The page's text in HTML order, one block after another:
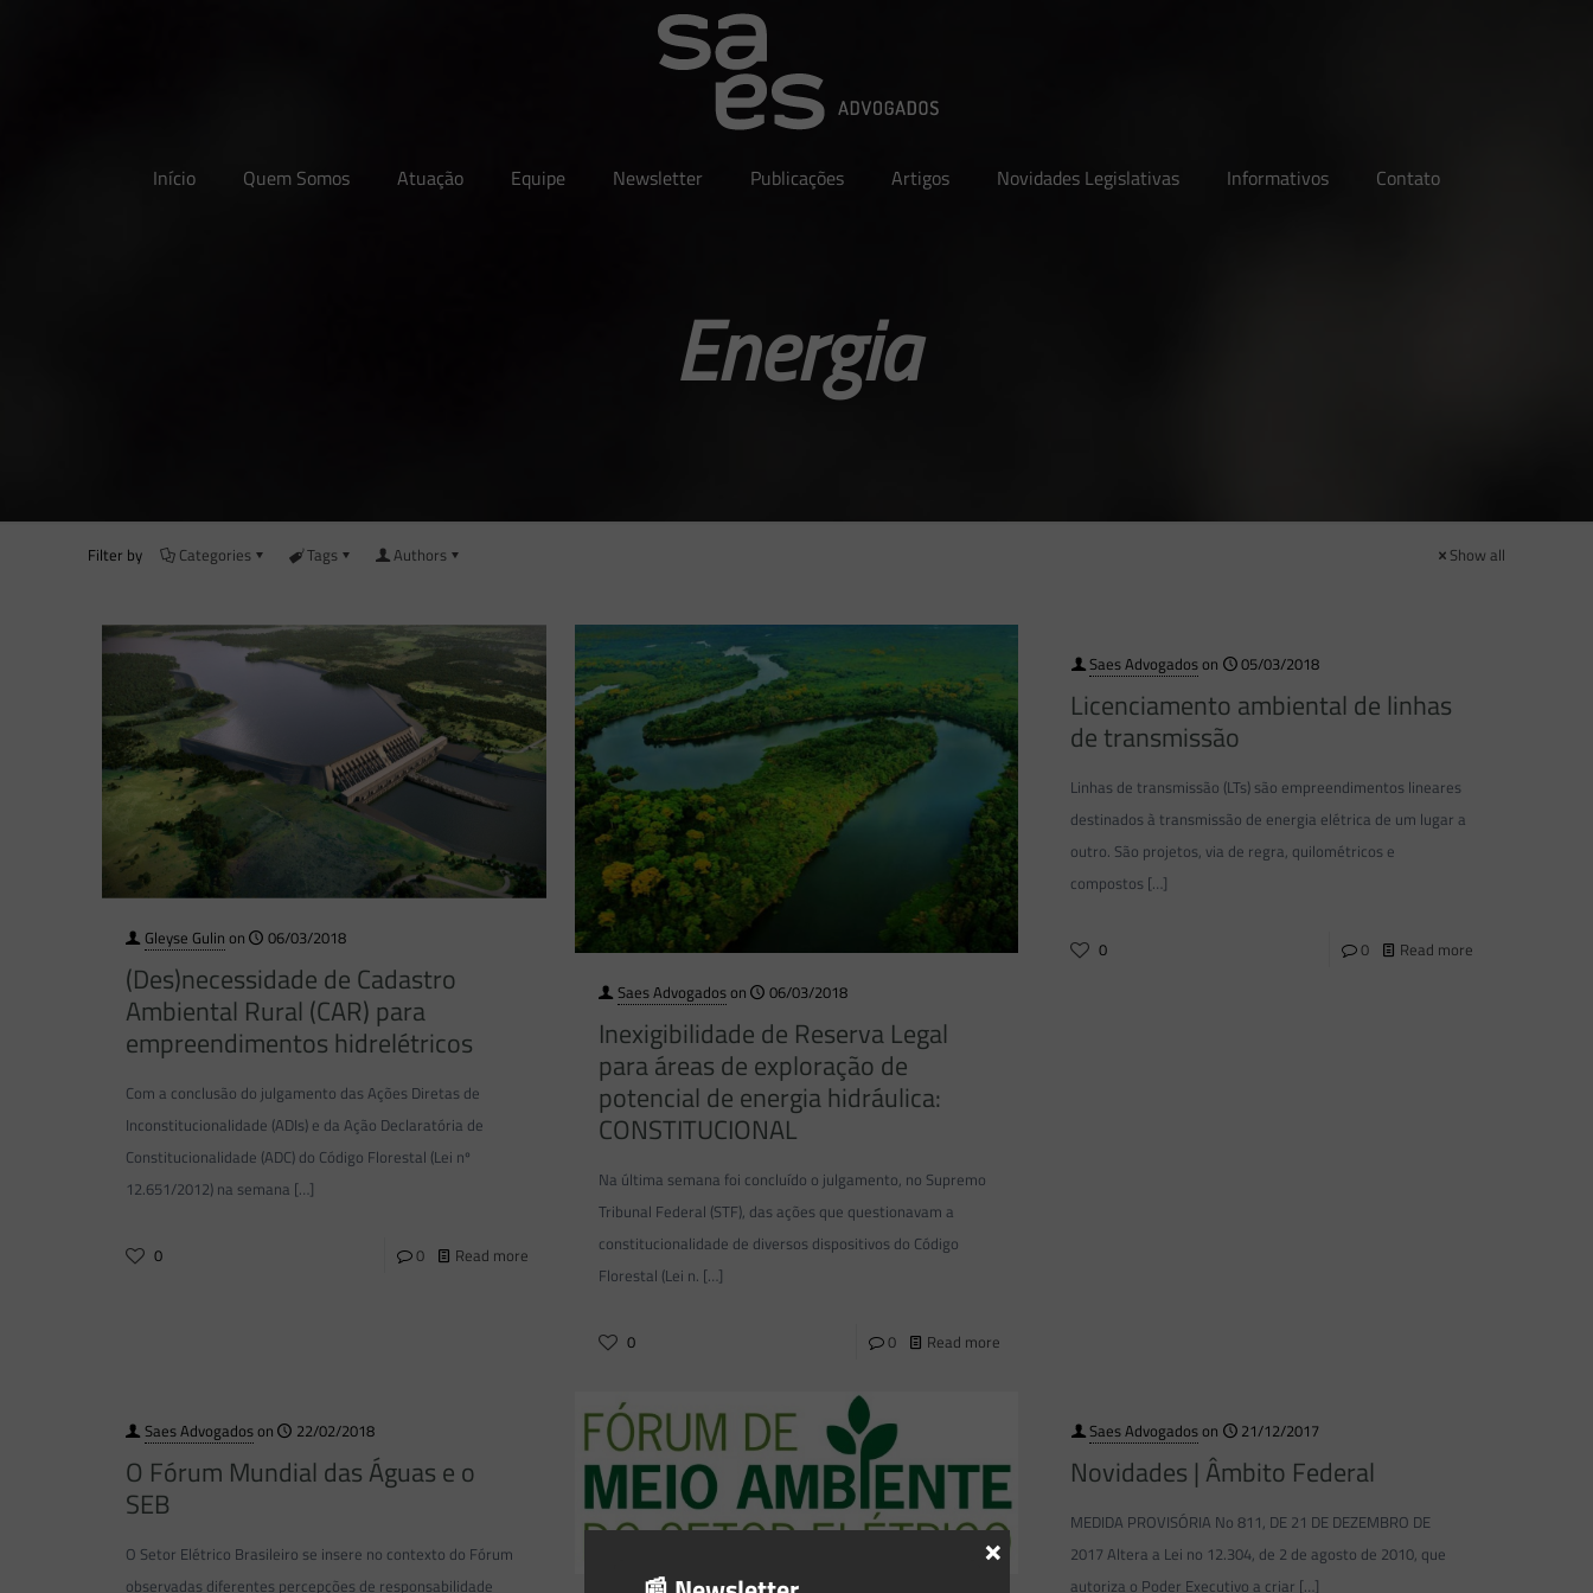
Início Quem Somos Atuação Equipe Newsletter Publicações Artigos Novidades Legislativas Informativos Contato
Energia
Filter by Categories Tags Authors Show all
Gleyse Gulin on 06/03/2018
(Des)necessidade de Cadastro
Ambiental Rural (CAR) para
empreendimentos hidrelétricos
Com a conclusão do julgamento das Ações Diretas de
Inconstitucionalidade (ADIs) e da Ação Declaratória de
Constitucionalidade (ADC) do Código Florestal (Lei nº
12.651/2012) na semana […]
0 0 Read more
Saes Advogadoson 06/03/2018
Inexigibilidade de Reserva Legal
para áreas de exploração de
potencial de energia hidráulica:
CONSTITUCIONAL
Na última semana foi concluído o julgamento, no Supremo
Tribunal Federal (STF), das ações que questionavam a
constitucionalidade de diversos dispositivos do Código
Florestal (Lei n. […]
0 0 Read more
Saes Advogadoson 05/03/2018
Licenciamento ambiental de linhas
de transmissão
Linhas de transmissão (LTs) são empreendimentos lineares
destinados à transmissão de energia elétrica de um lugar a
outro. São projetos, via de regra, quilométricos e
compostos […]
0 0 Read more
Saes Advogadoson 22/02/2018
O Fórum Mundial das Águas e o
SEB
O Setor Elétrico Brasileiro se insere no contexto do Fórum
observadas diferentes percepções de responsabilidade
Saes Advogadoson 21/12/2017
Novidades | Âmbito Federal
MEDIDA PROVISÓRIA No 811, DE 21 DE DEZEMBRO DE
2017 Altera a Lei no 12.304, de 2 de agosto de 2010, que
autoriza o Poder Executivo a criar […]
×